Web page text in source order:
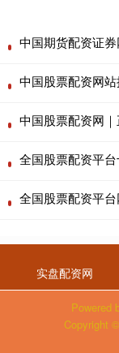
中国期货配资证
中国股票配资网
中国股票配资网
全国股票配资平
全国股票配资平
实盘配资网
Powered
Copyright